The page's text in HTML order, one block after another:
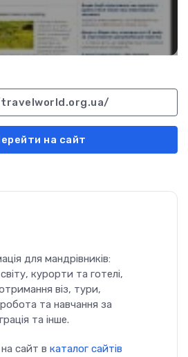
на сайт
для мандрівників:
курорти та готелі,
віз, тури,
та навчання за
та інше.
сайт в каталог сайтів